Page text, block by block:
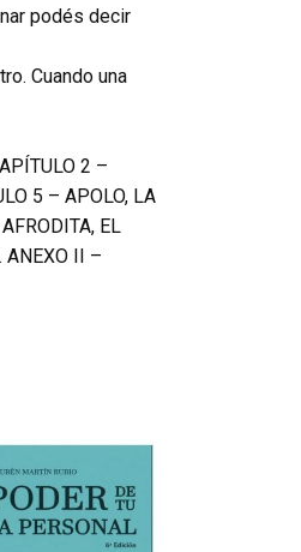
podés decir
Cuando una
2 –
5 – APOLO, LA
EL
ANEXO II –